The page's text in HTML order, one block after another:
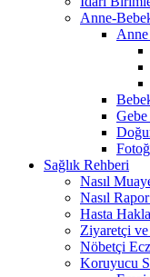
Anne-
Sağlık Rehberi
Nasıl
Nasıl
Hasta
Ziyaretçi
Nöbetçi
Koruyucu